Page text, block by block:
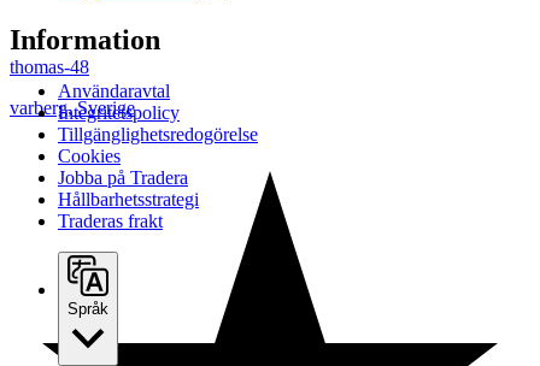
thomas-48
varberg,Sverige
Information
Användaravtal
Integritetspolicy
Tillgänglighetsredogörelse
Cookies
Jobba på Tradera
Hållbarhetsstrategi
Traderas frakt
Språk